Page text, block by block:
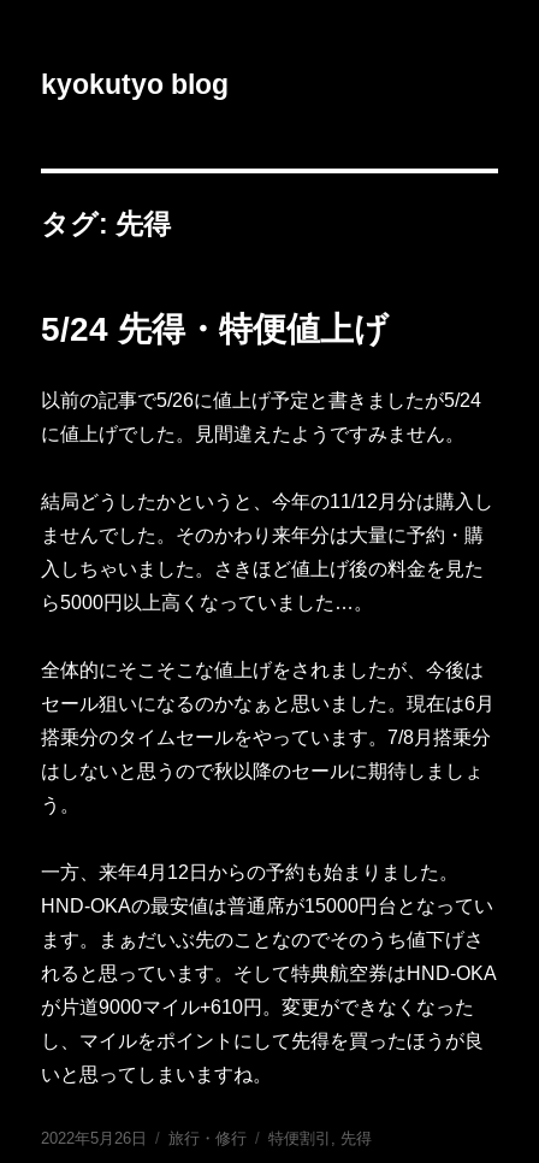
kyokutyo blog
タグ: 先得
5/24 先得・特便値上げ
以前の記事で5/26に値上げ予定と書きましたが5/24
に値上げでした。見間違えたようですみません。
結局どうしたかというと、今年の11/12月分は購入し
ませんでした。そのかわり来年分は大量に予約・購
入しちゃいました。さきほど値上げ後の料金を見た
ら5000円以上高くなっていました…。
全体的にそこそこな値上げをされましたが、今後は
セール狙いになるのかなぁと思いました。現在は6月
搭乗分のタイムセールをやっています。7/8月搭乗分
はしないと思うので秋以降のセールに期待しましょ
う。
一方、来年4月12日からの予約も始まりました。
HND-OKAの最安値は普通席が15000円台となってい
ます。まぁだいぶ先のことなのでそのうち値下げさ
れると思っています。そして特典航空券はHND-OKA
が片道9000マイル+610円。変更ができなくなった
し、マイルをポイントにして先得を買ったほうが良
いと思ってしまいますね。
投
2022年5月26日
カ
旅行・修行
タ
特便割引 , 先得